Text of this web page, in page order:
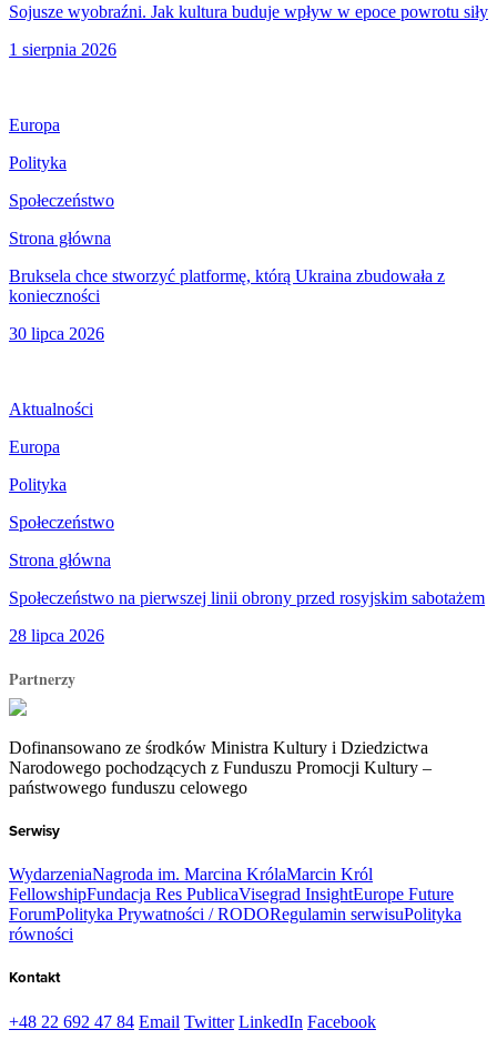
Sojusze wyobraźni. Jak kultura buduje wpływ w epoce powrotu siły
1 sierpnia 2026
Europa
Polityka
Społeczeństwo
Strona główna
Bruksela chce stworzyć platformę, którą Ukraina zbudowała z
konieczności
30 lipca 2026
Aktualności
Europa
Polityka
Społeczeństwo
Strona główna
Społeczeństwo na pierwszej linii obrony przed rosyjskim sabotażem
28 lipca 2026
Partnerzy
Dofinansowano ze środków Ministra Kultury i Dziedzictwa
Narodowego pochodzących z Funduszu Promocji Kultury –
państwowego funduszu celowego
Serwisy
WydarzeniaNagroda im. Marcina KrólaMarcin Król
FellowshipFundacja Res PublicaVisegrad InsightEurope Future
ForumPolityka Prywatności / RODORegulamin serwisuPolityka
równości
Kontakt
+48 22 692 47 84 Email Twitter LinkedIn Facebook